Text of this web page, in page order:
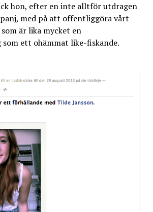
hon, efter en inte alltför utdragen
med på att offentliggöra vårt
är lika mycket en
ett ohämmat like-fiskande.